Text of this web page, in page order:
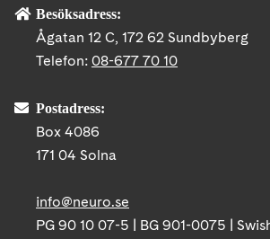
Besöksadress:
Ågatan 12 C, 172 62 Sundbyberg
Telefon: 08-677 70 10
Postadress:
Box 4086
171 04 Solna
info@neuro.se
PG 90 10 07-5 | BG 901-0075 |